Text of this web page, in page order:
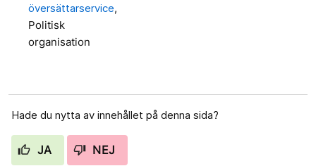
översättarservice,
Politisk
organisation
Hade du nytta av innehållet på denna sida?
JA NEJ